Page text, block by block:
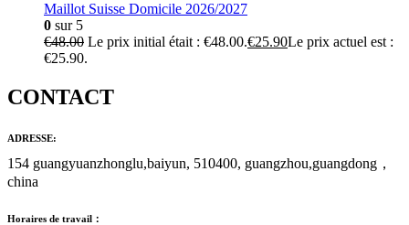
Maillot Suisse Domicile 2026/2027
0 sur 5
€48.00 Le prix initial était : €48.00.€25.90Le prix actuel est :
€25.90.
CONTACT
ADRESSE:
154 guangyuanzhonglu,baiyun, 510400, guangzhou,guangdong，
china
Horaires de travail：